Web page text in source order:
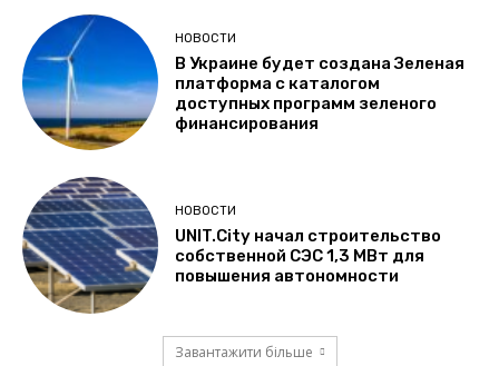
НОВОСТИ
В Украине будет создана Зеленая
платформа с каталогом
доступных программ зеленого
финансирования
НОВОСТИ
UNIT.City начал строительство
собственной СЭС 1,3 МВт для
повышения автономности
Завантажити більше